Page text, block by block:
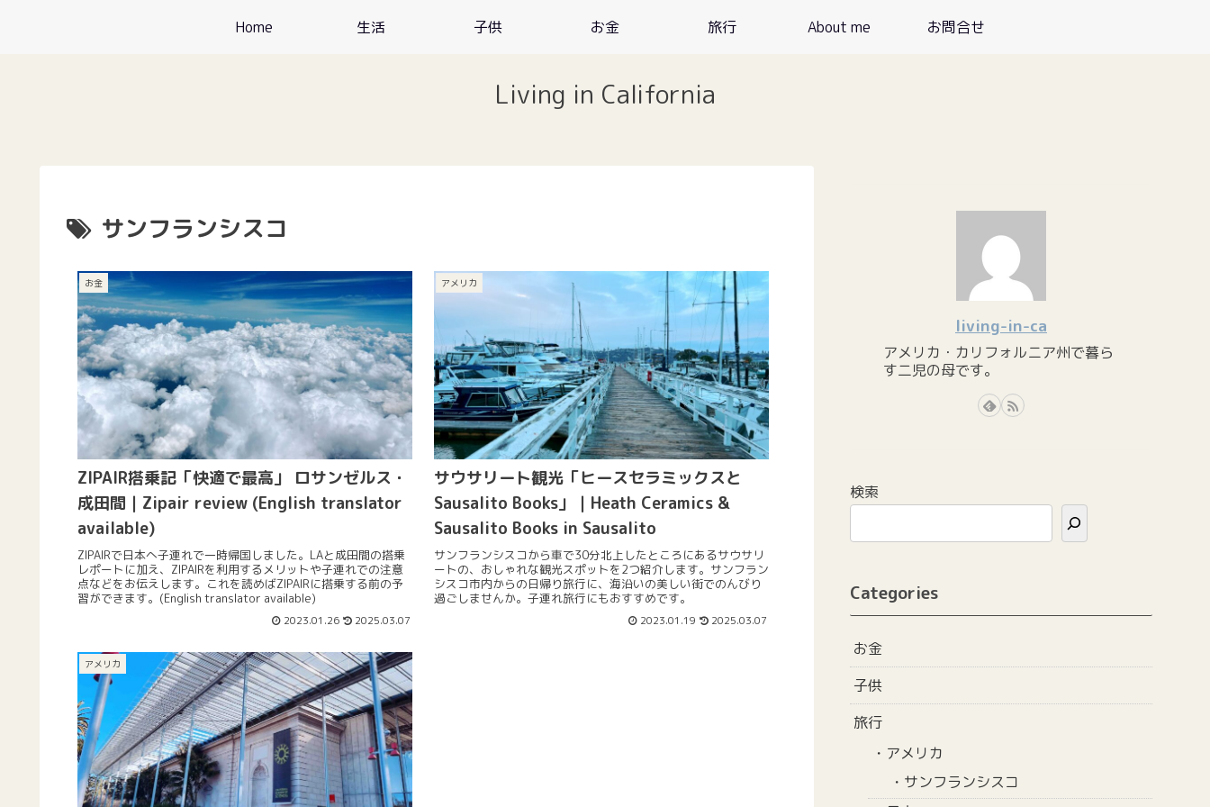
Living in California
Home 生活 子供 お金 旅行 About me お問合せ
サンフランシスコ
お金
ZIPAIR搭乗記「快適で最高」 ロサンゼルス・
成田間｜Zipair review (English translator
available)
ZIPAIRで日本へ子連れで一時帰国しました。LAと成田間の搭乗
レポートに加え、ZIPAIRを利用するメリットや子連れでの注意
点などをお伝えします。これを読めばZIPAIRに搭乗する前の予
習ができます。(English translator available)
2023.01.26 2025.03.07
アメリカ
サウサリート観光「ヒースセラミックスと
Sausalito Books」｜Heath Ceramics &
Sausalito Books in Sausalito
サンフランシスコから車で30分北上したところにあるサウサリ
ートの、おしゃれな観光スポットを2つ紹介します。サンフラン
シスコ市内からの日帰り旅行に、海沿いの美しい街でのんびり
過ごしませんか。子連れ旅行にもおすすめです。
2023.01.19 2025.03.07
アメリカ
living-in-ca
アメリカ・カリフォルニア州で暮ら
す二児の母です。
検索
Categories
お金
子供
旅行
アメリカ
サンフランシスコ